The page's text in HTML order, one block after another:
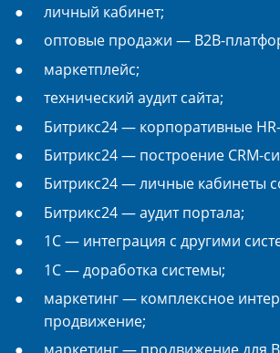
личный кабинет;
оптовые продажи — B2B-
маркетплейс;
технический аудит сайта;
Битрикс24 — корпоративные
Битрикс24 — построение CRM-
Битрикс24 — личные кабинеты
Битрикс24 — аудит портала;
1С — интеграция с другими
1С — доработка системы;
маркетинг — комплексное
продвижение;